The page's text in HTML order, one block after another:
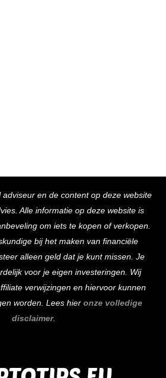
To
Top
adviseur en de content op deze website
Alle informatie op deze website is
om iets te kopen of verkopen.
bij het maken van financiële
alleen geld dat je kunt missen. Je
voor je eigen investeringen. Wij
verwijzingen en hiervoor kunnen
worden. Lees hier onze volledige
disclaimer.